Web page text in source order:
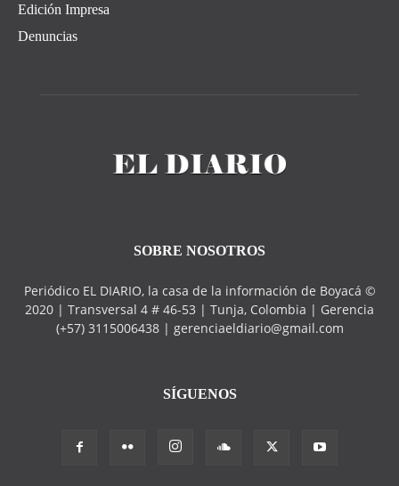
Edición Impresa
Denuncias
SOBRE NOSOTROS
Periódico EL DIARIO, la casa de la información de Boyacá ©
2020 | Transversal 4 # 46-53 | Tunja, Colombia | Gerencia
(+57) 3115006438 | gerenciaeldiario@gmail.com
SÍGUENOS